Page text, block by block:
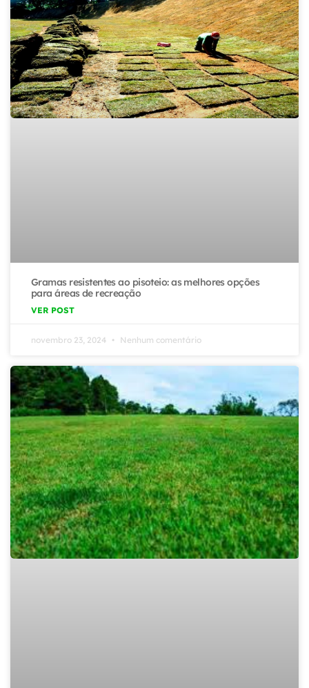
Gramas resistentes ao pisoteio: as melhores opções
para áreas de recreação
VER POST
novembro 23, 2024 Nenhum comentário